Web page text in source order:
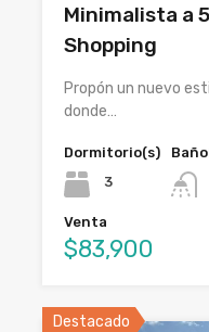
Minimalista a
Shopping
Propón un nuevo
donde…
Dormitorio(s)
3
Venta
$83,900
Destacado